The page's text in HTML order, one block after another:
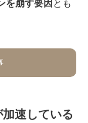
を崩す要因 とも
速している